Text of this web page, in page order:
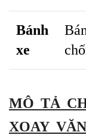
Bánh
xe
MÔ TẢ
XOAY